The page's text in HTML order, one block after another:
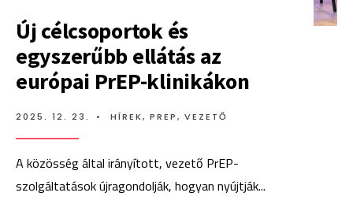
Új célcsoportok és
egyszerűbb ellátás az
európai PrEP-klinikákon
2025. 12. 23. • HÍREK, PREP, VEZETŐ
A közösség által irányított, vezető PrEP-
szolgáltatások újragondolják, hogyan nyújtják...